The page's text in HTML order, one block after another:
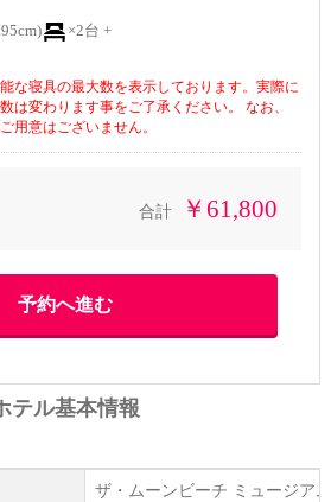
×2台 +
な寝具の最大数を表示しております。実際に
は変わります事をご了承ください。 なお、
用意はございません。
合計 ￥61,800
テル基本情報
ザ・ムーンビーチ ミュージア